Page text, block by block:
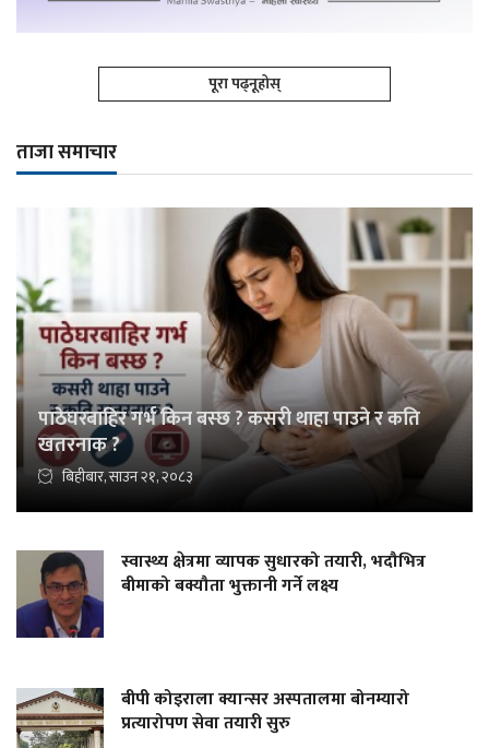
पूरा पढ्नूहोस्
ताजा समाचार
पाठेघरबाहिर गर्भ किन बस्छ ? कसरी थाहा पाउने र कति
खतरनाक ?
बिहीबार, साउन २१, २०८३
स्वास्थ्य क्षेत्रमा व्यापक सुधारको तयारी, भदौभित्र
बीमाको बक्यौता भुक्तानी गर्ने लक्ष्य
बीपी कोइराला क्यान्सर अस्पतालमा बोनम्यारो
प्रत्यारोपण सेवा तयारी सुरु